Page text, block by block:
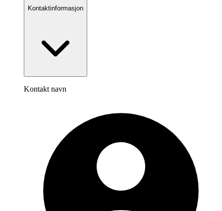
Kontaktinformasjon
Kontakt navn